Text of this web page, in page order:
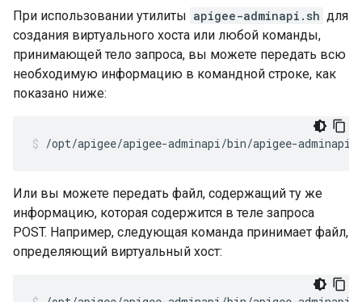
При использовании утилиты apigee-adminapi.sh для
создания виртуального хоста или любой команды,
принимающей тело запроса, вы можете передать всю
необходимую информацию в командной строке, как
показано ниже:
/opt/apigee/apigee-adminapi/bin/apigee-
Или вы можете передать файл, содержащий ту же
информацию, которая содержится в теле запроса
POST. Например, следующая команда принимает файл,
определяющий виртуальный хост: